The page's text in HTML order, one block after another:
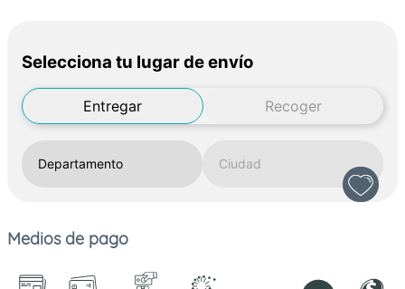
Selecciona tu lugar de envío
Entregar Recoger
Medios de pago